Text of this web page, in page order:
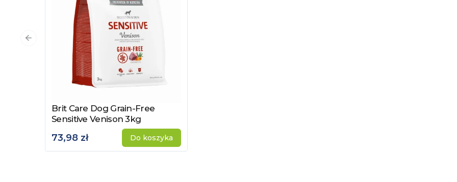
Zobacz produkt
Brit Care Dog Grain-Free
Sensitive Venison 3kg
73,98 zł Do koszyka
Poprzedni slajd